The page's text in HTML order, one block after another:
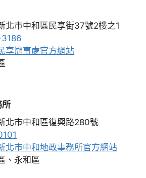
北市中和區民享街37號2樓之1
享辦事處官方網站
所
北市中和區復興路280號
北市中和地政事務所官方網站
、永和區